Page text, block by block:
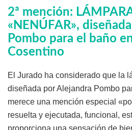
2ª mención:
«NENÚFAR»,
Pombo para el baño
Cosentino
El Jurado ha considerado que la
diseñada por Alejandra Pombo
merece una mención especial
resuelta y ejecutada, funcional,
proporciona una sensación de